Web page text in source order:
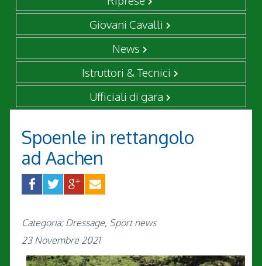
Giovani Cavalli
News
Istruttori & Tecnici
Ufficiali di gara
Spoenle in rettangolo
ad Aachen
Categoria: Dressage, Sport news
23 Novembre 2021